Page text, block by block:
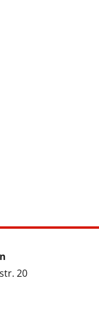
20